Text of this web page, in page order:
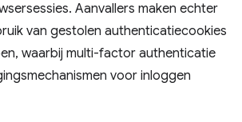
Aanvallers maken echter
van gestolen authenticatiecookies
waarbij multi-factor authenticatie
voor inloggen